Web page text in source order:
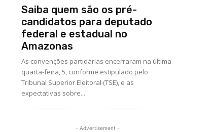
Saiba quem são os pré-
candidatos para deputado
federal e estadual no
Amazonas
As convenções partidárias encerraram na última
quarta-feira, 5, conforme estipulado pelo
Tribunal Superior Eleitoral (TSE), e as
expectativas sobre...
- Advertisement -